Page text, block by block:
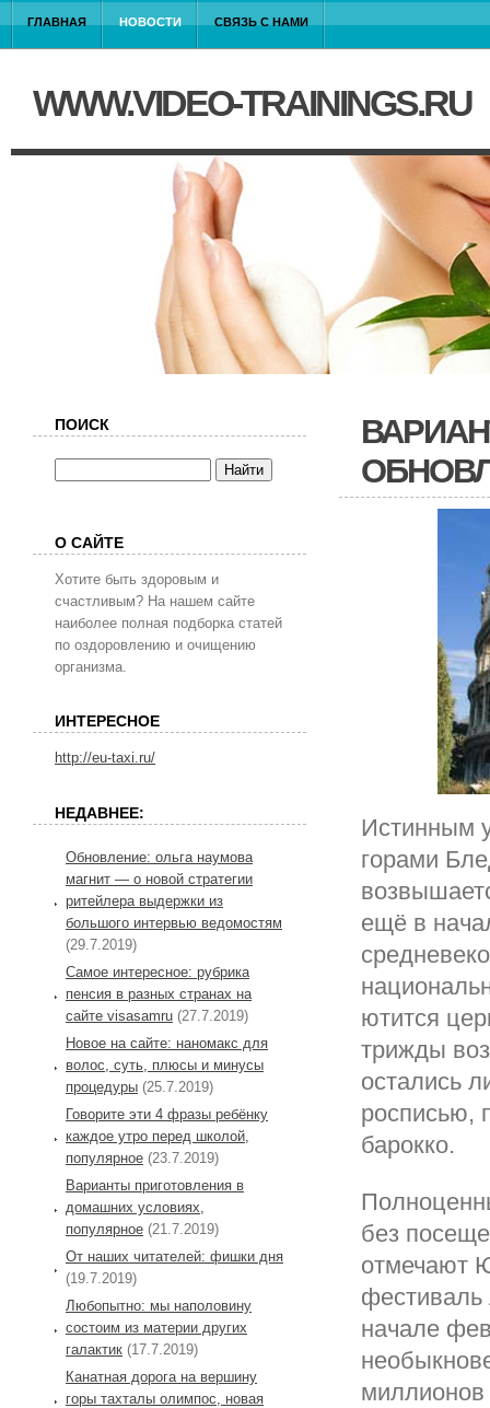
ГЛАВНАЯ НОВОСТИ СВЯЗЬ С НАМИ
WWW.VIDEO-TRAININGS.RU
Истинным
горами
ещё в
ютится
трижды
остались
росписью,
барокко.
без
отмечают
фестиваль
начале
миллионов
ПОИСК
О САЙТЕ
Хотите быть здоровым и
счастливым? На нашем сайте
наиболее полная подборка статей
по оздоровлению и очищению
организма.
ИНТЕРЕСНОЕ
http://eu-taxi.ru/
НЕДАВНЕЕ:
Обновление: ольга наумова
магнит — о новой стратегии
ритейлера выдержки из
большого интервью ведомостям
(29.7.2019)
Самое интересное: рубрика
пенсия в разных странах на
сайте visasamru (27.7.2019)
Новое на сайте: наномакс для
волос, суть, плюсы и минусы
процедуры (25.7.2019)
Говорите эти 4 фразы ребёнку
каждое утро перед школой,
популярное (23.7.2019)
Варианты приготовления в
домашних условиях,
популярное (21.7.2019)
От наших читателей: фишки дня
(19.7.2019)
Любопытно: мы наполовину
состоим из материи других
галактик (17.7.2019)
Канатная дорога на вершину
горы тахталы олимпос, новая